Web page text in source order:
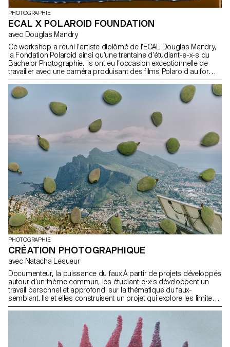
PHOTOGRAPHIE
ECAL X POLAROID FOUNDATION
avec Douglas Mandry
Ce workshop a réuni l’artiste diplômé de l’ECAL Douglas Mandry,
la Fondation Polaroid ainsi qu’une trentaine d’étudiant-e-x-s du
Bachelor Photographie. Ils ont eu l’occasion exceptionnelle de
travailler avec une caméra produisant des films Polaroid au format
40 × 60 cm et pesant près de 200 kg. Cette expérience a été
rendue possible grâce à ses opérateurs, John Reuter et Harriet
Browse et toute l'équipe de la fondation Polaroid, qui ont initié les
étudiants à l’utilisation de cet appareil unique. Douglas Mandry a
assuré la direction artistique du projet et a accompagné les
étudiant-e-x-s dans leurs expérimentations réalisées directement
avec et sur les films. Le résultat final a été présenté sous la forme
d’une exposition collective dans les locaux de l’ECAL, dévoilant
une diversité d’approches et de visions particulièrement riches.
PHOTOGRAPHIE
CRÉATION PHOTOGRAPHIQUE
avec Natacha Lesueur
Documenteur, la puissance du faux À partir de projets développés
autour d’un thème commun, les étudiant·e·x·s développent un
travail personnel et approfondi sur la thématique du faux-
semblant. Ils et elles construisent un projet qui explore les limites
de la véracité en photographie.